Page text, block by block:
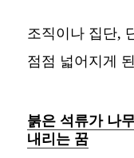
조직이나 집단,
점점 넓어지게
붉은 석류가 나
내리는 꿈